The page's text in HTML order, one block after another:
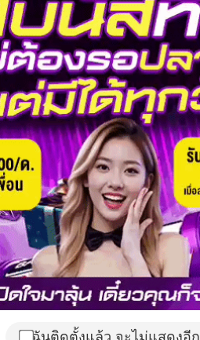
ฉันติดตั้งแล้ว จะไม่แสดงอีก